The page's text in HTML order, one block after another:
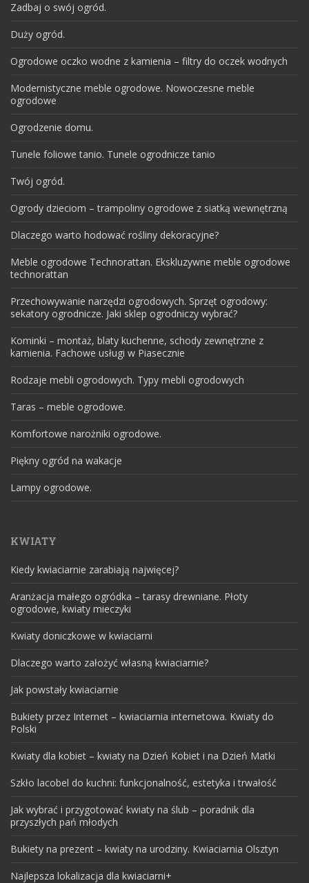
Zadbaj o swój ogród.
Duży ogród.
Ogrodowe oczko wodne z kamienia – filtry do oczek wodnych
Modernistyczne meble ogrodowe. Nowoczesne meble
ogrodowe
Ogrodzenie domu.
Tunele foliowe tanio. Tunele ogrodnicze tanio
Twój ogród.
Ogrody dzieciom – trampoliny ogrodowe z siatką wewnętrzną
Dlaczego warto hodować rośliny dekoracyjne?
Meble ogrodowe Technorattan. Ekskluzywne meble ogrodowe
technorattan
Przechowywanie narzędzi ogrodowych. Sprzęt ogrodowy:
sekatory ogrodnicze. Jaki sklep ogrodniczy wybrać?
Kominki – montaż, blaty kuchenne, schody zewnętrzne z
kamienia. Fachowe usługi w Piasecznie
Rodzaje mebli ogrodowych. Typy mebli ogrodowych
Taras – meble ogrodowe.
Komfortowe narożniki ogrodowe.
Piękny ogród na wakacje
Lampy ogrodowe.
KWIATY
Kiedy kwiaciarnie zarabiają najwięcej?
Aranżacja małego ogródka – tarasy drewniane. Płoty
ogrodowe, kwiaty mieczyki
Kwiaty doniczkowe w kwiaciarni
Dlaczego warto założyć własną kwiaciarnie?
Jak powstały kwiaciarnie
Bukiety przez Internet – kwiaciarnia internetowa. Kwiaty do
Polski
Kwiaty dla kobiet – kwiaty na Dzień Kobiet i na Dzień Matki
Szkło lacobel do kuchni: funkcjonalność, estetyka i trwałość
Jak wybrać i przygotować kwiaty na ślub – poradnik dla
przyszłych pań młodych
Bukiety na prezent – kwiaty na urodziny. Kwiaciarnia Olsztyn
Najlepsza lokalizacja dla kwiaciarni+